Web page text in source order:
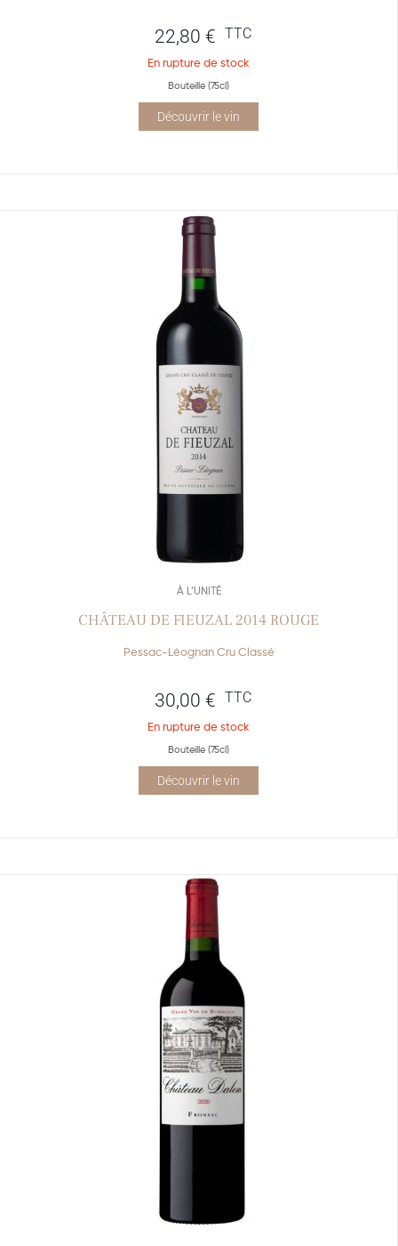
22,80 € TTC
En rupture de stock
Bouteille (75cl)
Découvrir le vin
À L’UNITÉ
CHÂTEAU DE FIEUZAL 2014 ROUGE
Pessac-Léognan Cru Classé
30,00 € TTC
En rupture de stock
Bouteille (75cl)
Découvrir le vin